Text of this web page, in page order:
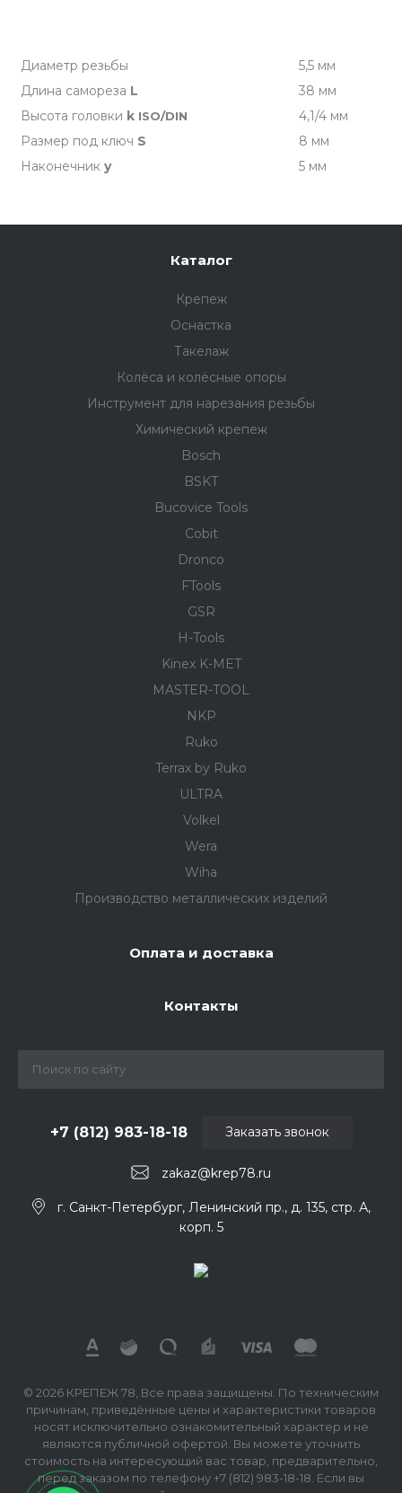
Диаметр резьбы
5,5 мм
Длина самореза L
38 мм
Высота головки k ISO/DIN
4,1/4 мм
Размер под ключ S
8 мм
Наконечник y 5 мм
Каталог
Крепеж
Оснастка
Такелаж
Колёса и колëсные опоры
Инструмент для нарезания резьбы
Химический крепеж
Bosch
BSKT
Bucovice Tools
Cobit
Dronco
FTools
GSR
H-Tools
Kinex K-MET
MASTER-TOOL
NKP
Ruko
Terrax by Ruko
ULTRA
Volkel
Wera
Wiha
Производство металлических изделий
Оплата и доставка
Контакты
zakaz@krep78.ru
+7 (812) 983-18-18
г. Санкт-Петербург, Ленинский пр., д. 135, стр. А,
корп. 5
Заказать звонок
© 2026 КРЕПЕЖ 78, Все права защищены. По техническим
причинам, приведённые цены и характеристики товаров
носят исключительно ознакомительный характер и не
являются публичной офертой. Вы можете уточнить
стоимость на интересующий вас товар, предварительно,
перед заказом по телефону +7 (812) 983-18-18. Если вы